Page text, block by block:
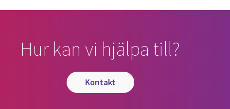
Hur kan vi hjälpa till?
kontakt